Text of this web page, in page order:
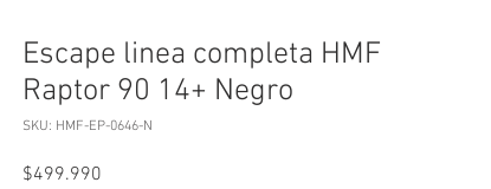
Escape linea completa HMF
Raptor 90 14+ Negro
SKU: HMF-EP-0646-N
$499.990